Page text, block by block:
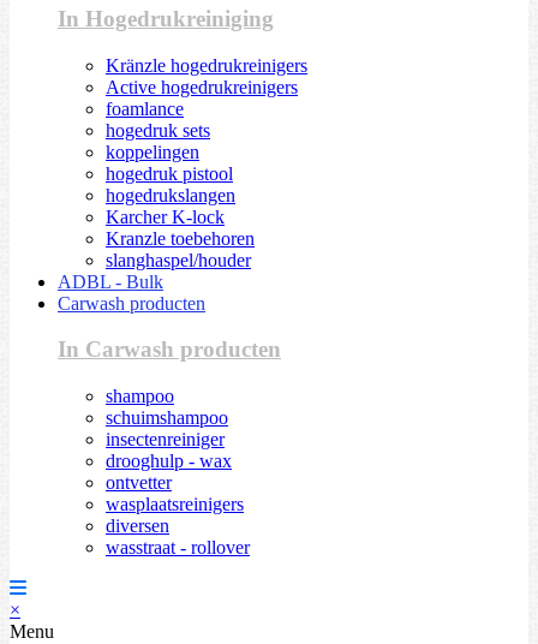
In Hogedrukreiniging
Kränzle hogedrukreinigers
Active hogedrukreinigers
foamlance
hogedruk sets
koppelingen
hogedruk pistool
hogedrukslangen
Karcher K-lock
Kranzle toebehoren
slanghaspel/houder
ADBL - Bulk
Carwash producten
In Carwash producten
shampoo
schuimshampoo
insectenreiniger
drooghulp - wax
ontvetter
wasplaatsreinigers
diversen
wasstraat - rollover
×
Menu